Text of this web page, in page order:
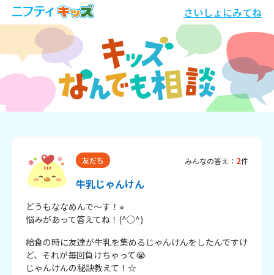
さいしょにみてね
友だち みんなの答え： 2件
牛乳じゃんけん
どうもななめんで～す！⭐︎
悩みがあって答えてね！(^○^)
給食の時に友達が牛乳を集めるじゃんけんをしたんですけ
ど、それが毎回負けちゃって😭
じゃんけんの秘訣教えて！☆